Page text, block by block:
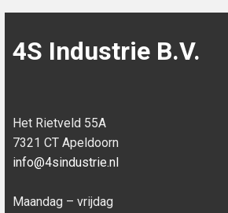
4S Industrie B.V.
Het Rietveld 55A
7321 CT Apeldoorn
info@4sindustrie.nl
Maandag – vrijdag